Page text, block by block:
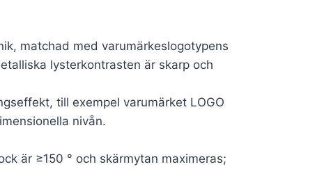
matchad med varumärkeslogotypens
lysterkontrasten är skarp och
till exempel varumärket LOGO
nivån.
är ≥150 ° och skärmytan maximeras;